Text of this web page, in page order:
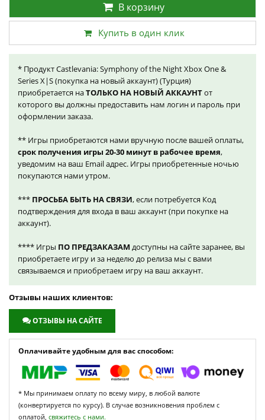
В корзину
Купить в один клик
* Продукт Castlevania: Symphony of the Night Xbox One &
Series X|S (покупка на новый аккаунт) (Турция)
приобретается наТОЛЬКО НА НОВЫЙ АККАУНТот
которого вы должны предоставить нам логин и пароль при
оформлении заказа.
** Игры приобретаются нами вручную после вашей оплаты,
срок получения игры 20-30 минут в рабочее время,
уведомим на ваш Email адрес. Игры приобретенные ночью
покупаются нами утром.
*** ПРОСЬБА БЫТЬ НА СВЯЗИ, если потребуется Код
подтверждения для входа в ваш аккаунт (при покупке на
аккаунт).
**** Игры ПО ПРЕДЗАКАЗАМ доступны на сайте заранее, вы
приобретаете игру и за неделю до релиза мы с вами
связываемся и приобретаем игру на ваш аккаунт.
Отзывы наших клиентов:
ОТЗЫВЫ НА САЙТЕ
Оплачивайте удобным для вас способом:
* Мы принимаем оплату по всему миру, в любой валюте
(конвертируется по курсу). В случае возникновения проблем с
оплатой, свяжитесь с нами.